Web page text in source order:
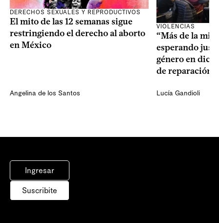
DERECHOS SEXUALES Y REPRODUCTIVOS
El mito de las 12 semanas sigue
restringiendo el derecho al aborto
en México
Angelina de los Santos
VIOLENCIAS
“Más de la
esperando
género en
de reparación
Lucía Gandioli
Ingresar
Suscribite